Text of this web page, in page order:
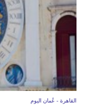
القاهرة - عُمان اليوم